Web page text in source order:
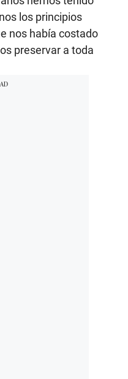
los principios
nos había costado
preservar a toda